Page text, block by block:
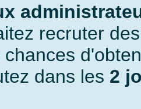
recruter
dans les 2